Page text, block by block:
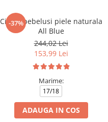
-37%
Cizme bebelusi piele naturala
All Blue
244,02 Lei
153,99 Lei
Marime:
17/18
ADAUGA IN COS